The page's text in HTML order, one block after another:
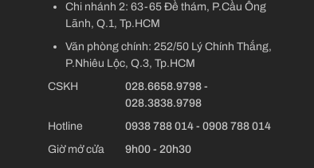
Chi nhánh 2: 63-65 Đề thám, P.Cầu Ông
Lãnh, Q.1, Tp.HCM
Văn phòng chính: 252/50 Lý Chính Thắng,
P.Nhiêu Lộc, Q.3, Tp.HCM
CSKH
028.6658.9798-
028.3838.9798
Hotline
0938 788 014- 0908 788 014
Giờ mở cửa
9h00 - 20h30